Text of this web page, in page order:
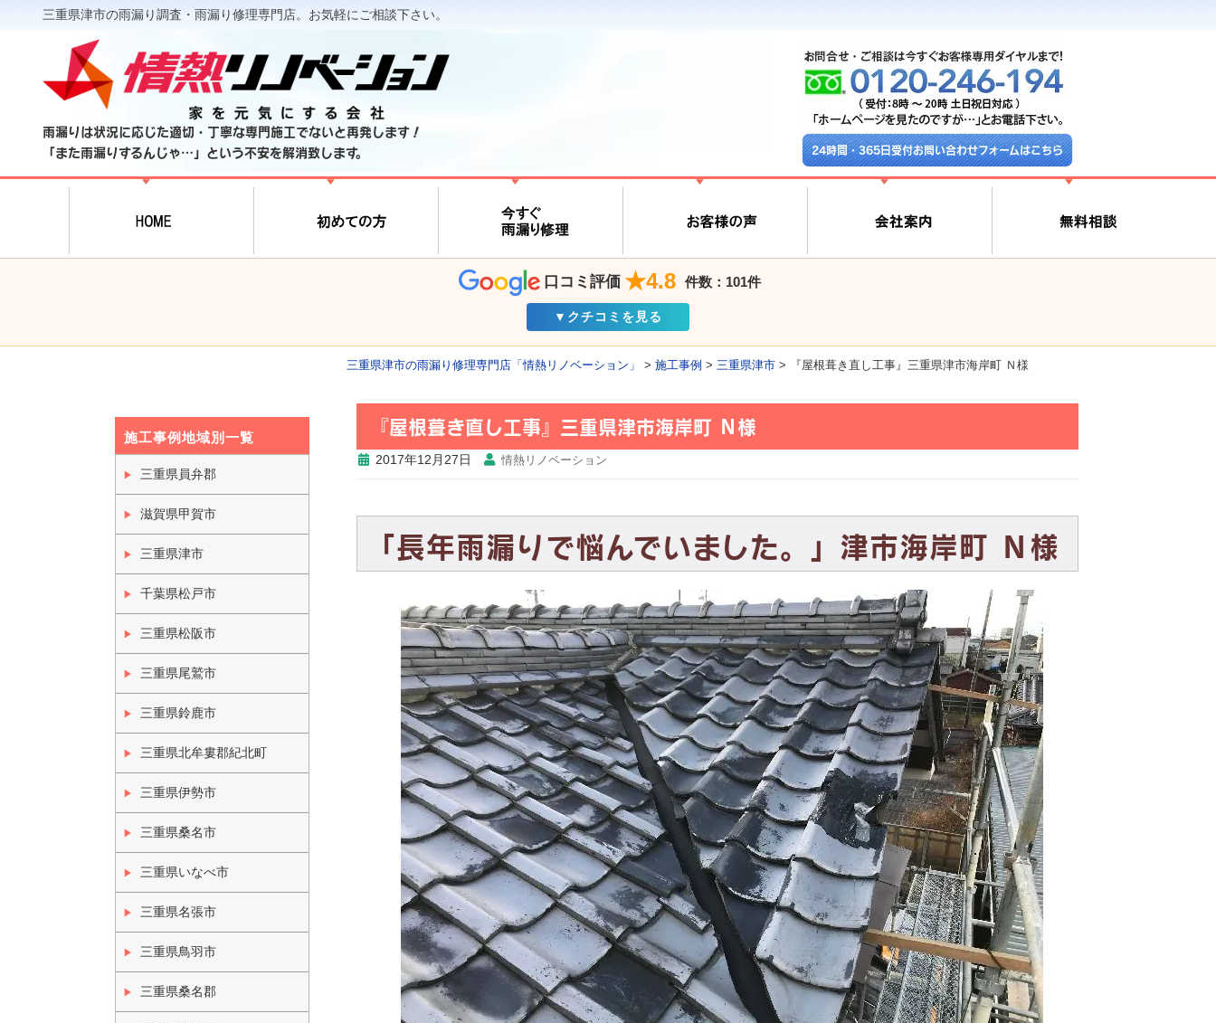
三重県津市の雨漏り調査・雨漏り修理専門店。お気軽にご相談下さい。
雨漏りは状況に応じた適切・丁寧な専門施工でないと再発します！
「また雨漏りするんじゃ…」という不安を解消致します。
24時間・365日受付お問い合わせフォームはこちら
口コミ評価 ★4.8 件数：101件
▼クチコミを見る
三重県津市の雨漏り修理専門店「情熱リノベーション」 > 施工事例 > 三重県津市 > 『屋根葺き直し工事』三重県津市海岸町 Ｎ様
『屋根葺き直し工事』三重県津市海岸町 Ｎ様
2017年12月27日 情熱リノベーション
「長年雨漏りで悩んでいました。」津市海岸町 Ｎ様
施工事例地域別一覧
三重県員弁郡
滋賀県甲賀市
三重県津市
千葉県松戸市
三重県松阪市
三重県尾鷲市
三重県鈴鹿市
三重県北牟婁郡紀北町
三重県伊勢市
三重県桑名市
三重県いなべ市
三重県名張市
三重県鳥羽市
三重県桑名郡